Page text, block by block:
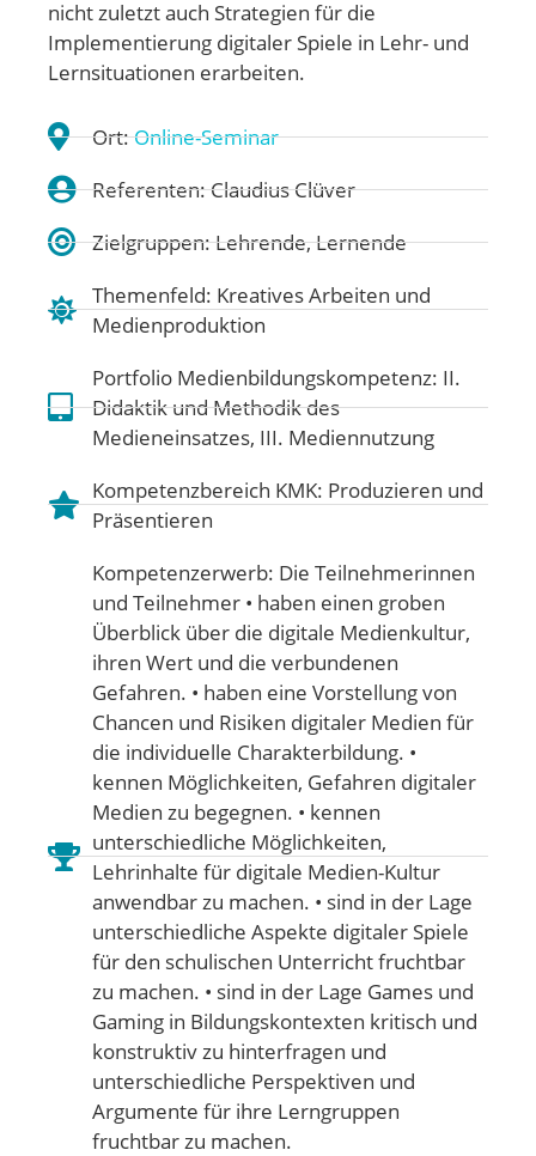
nicht zuletzt auch Strategien für die
Implementierung digitaler Spiele in Lehr- und
Lernsituationen erarbeiten.
Ort:Online-Seminar
Referenten: Claudius Clüver
Zielgruppen: Lehrende, Lernende
Themenfeld: Kreatives Arbeiten und
Medienproduktion
Portfolio Medienbildungskompetenz: II.
Didaktik und Methodik des
Medieneinsatzes, III. Mediennutzung
Kompetenzbereich KMK: Produzieren und
Präsentieren
Kompetenzerwerb: Die Teilnehmerinnen
und Teilnehmer • haben einen groben
Überblick über die digitale Medienkultur,
ihren Wert und die verbundenen
Gefahren. • haben eine Vorstellung von
Chancen und Risiken digitaler Medien für
die individuelle Charakterbildung. •
kennen Möglichkeiten, Gefahren digitaler
Medien zu begegnen. • kennen
unterschiedliche Möglichkeiten,
Lehrinhalte für digitale Medien-Kultur
anwendbar zu machen. • sind in der Lage
unterschiedliche Aspekte digitaler Spiele
für den schulischen Unterricht fruchtbar
zu machen. • sind in der Lage Games und
Gaming in Bildungskontexten kritisch und
konstruktiv zu hinterfragen und
unterschiedliche Perspektiven und
Argumente für ihre Lerngruppen
fruchtbar zu machen.